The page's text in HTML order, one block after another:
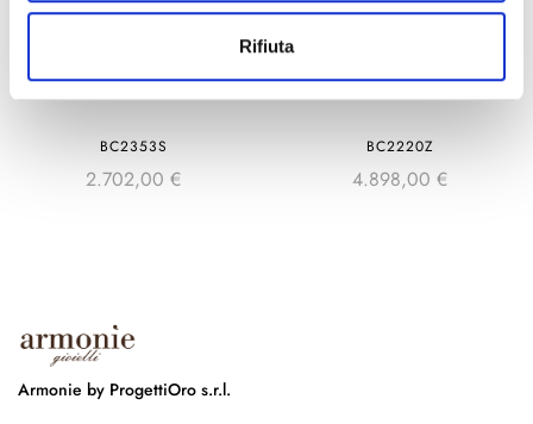
Rifiuta
BC2353S
2.702,00 €
BC2220Z
4.898,00 €
Armonie by ProgettiOro s.r.l.